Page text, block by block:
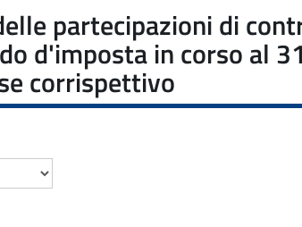
partecipazioni di
d'imposta in corso al
corrispettivo